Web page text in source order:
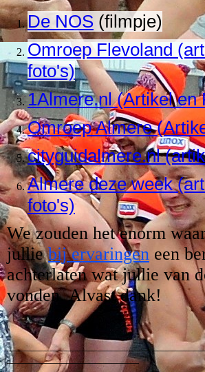
De NOS (filmpje)
Omroep Flevoland
foto's)
1Almere.nl (Artikel en
Omroep Almere
cityguidalmere.nl
Almere deze week
foto's)
We zouden het enorm
julliebij ervaringen een
achterlaten wat jullie van
vonden. Alvast dank!
________________________